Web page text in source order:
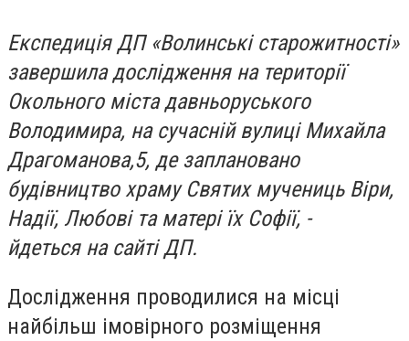
Експедиція ДП «Волинські старожитності»
завершила дослідження на території
Окольного міста давньоруського
Володимира, на сучасній вулиці Михайла
Драгоманова,5, де заплановано
будівництво храму Святих мучениць Віри,
Надії, Любові та матері їх Софії, -
йдеться на сайті ДП.
Дослідження проводилися на місці
найбільш імовірного розміщення